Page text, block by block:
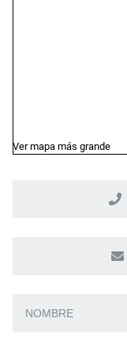
Ver mapa más grande